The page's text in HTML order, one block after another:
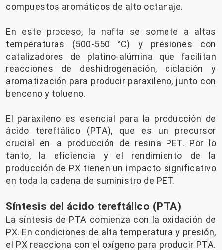
compuestos aromáticos de alto octanaje.
En este proceso, la nafta se somete a altas
temperaturas (500-550 °C) y presiones con
catalizadores de platino-alúmina que facilitan
reacciones de deshidrogenación, ciclación y
aromatización para producir paraxileno, junto con
benceno y tolueno.
El paraxileno es esencial para la producción de
ácido tereftálico (PTA), que es un precursor
crucial en la producción de resina PET. Por lo
tanto, la eficiencia y el rendimiento de la
producción de PX tienen un impacto significativo
en toda la cadena de suministro de PET.
Síntesis del ácido tereftálico (PTA)
La síntesis de PTA comienza con la oxidación de
PX. En condiciones de alta temperatura y presión,
el PX reacciona con el oxígeno para producir PTA.